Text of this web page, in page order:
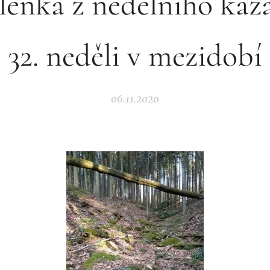
32. neděli v mezidobí
06.11.2020